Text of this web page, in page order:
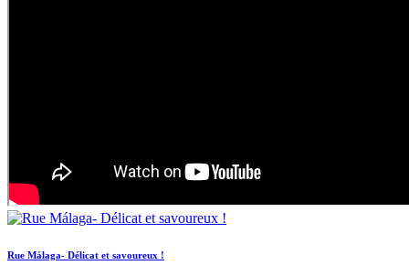
Rue Málaga- Délicat et savoureux !